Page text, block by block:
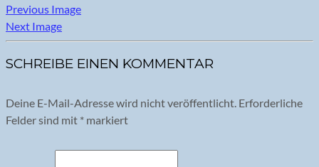
Previous Image
Next Image
SCHREIBE EINEN KOMMENTAR
Deine E-Mail-Adresse wird nicht veröffentlicht. Erforderliche
Felder sind mit * markiert